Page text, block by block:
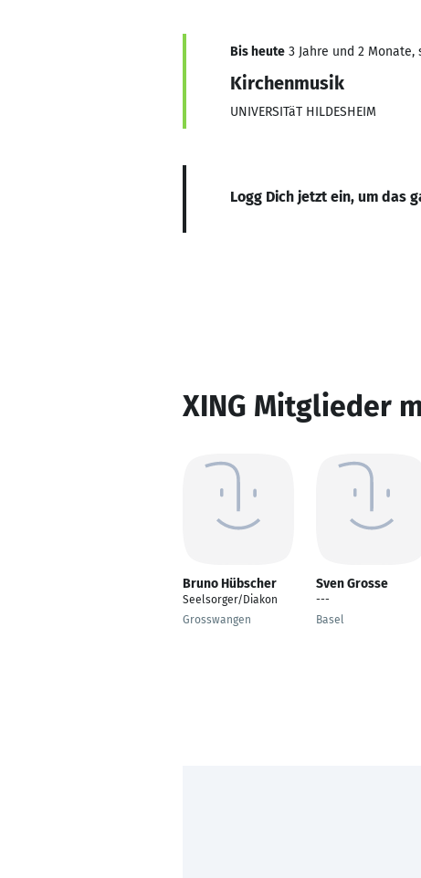
Bis heute 3 Jahre und 2 Monate,
Kirchenmusik
UNIVERSITäT HILDESHEIM
Logg Dich jetzt ein, um das
XING Mitglieder
Bruno Hübscher
Seelsorger/Diakon
Grosswangen
Sven Grosse
---
Basel